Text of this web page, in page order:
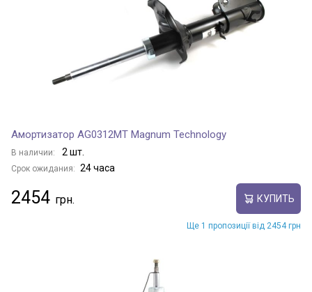
Амортизатор AG0312MT Magnum Technology
В наличии: 2 шт.
Срок ожидания: 24 часа
2454 КУПИТЬ
Ще 1 пропозиції від 2454 грн